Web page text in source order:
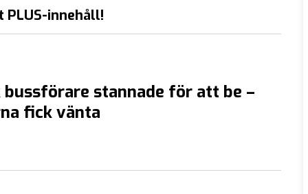
innehåll!
stannade för att be –
fick vänta